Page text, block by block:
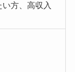
方、高収入